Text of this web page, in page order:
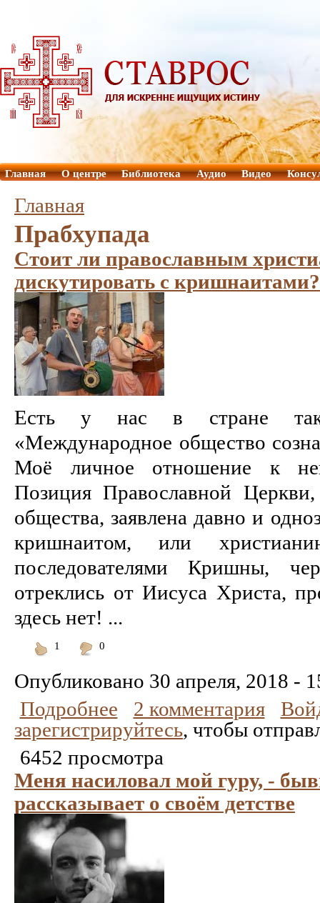
Главная О центре Библиотека Аудио Видео
Главная
Прабхупада
Стоит ли православным
дискутировать с кришнаитами?
Есть у нас в стране
«Международное общество
Моё личное отношение к
Позиция Православной Церкви,
общества, заявлена давно и
кришнаитом, или
последователями Кришны,
отреклись от Иисуса Христа,
здесь нет! ...
1
0
Опубликовано 30 апреля, 2018 -
Подробнее
2 комментария
зарегистрируйтесь, чтобы
6452 просмотра
Меня насиловал мой гуру, -
рассказывает о своём детстве